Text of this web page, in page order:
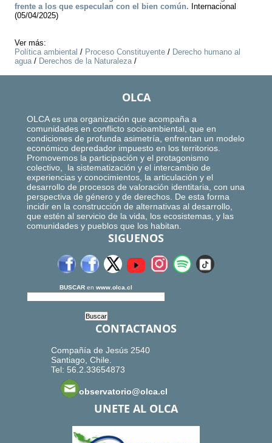
frente a los que especulan con el bien común. Internacional
(05/04/2025)
Ver más:
Política ambiental / Proceso Constituyente / Derecho humano al
agua/ Derechos de la Naturaleza/
OLCA
OLCA es una organización que acompaña a
comunidades en conflicto socioambiental, que en
condiciones de profunda asimetría, enfrentan un modelo
económico depredador impuesto en los territorios.
Promovemos la participación y el protagonismo
colectivo, la sistematización y el intercambio de
experiencias y conocimientos, la articulación y el
desarrollo de procesos de valoración identitaria, con una
perspectiva de género y de derechos. De esta forma
incidir en la construcción de alternativas al desarrollo,
que estén al servicio de la vida, los ecosistemas, y las
comunidades y pueblos que los habitan.
SIGUENOS
BUSCAR en www.olca.cl
CONTACTANOS
Compañía de Jesús 2540
Santiago, Chile.
Tel: 56.2.33654873
observatorio@olca.cl
UNETE AL OLCA